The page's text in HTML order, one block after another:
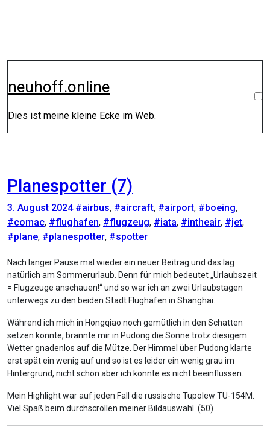
neuhoff.online
Dies ist meine kleine Ecke im Web.
Planespotter (7)
3. August 2024 #airbus, #aircraft, #airport, #boeing,
#comac, #flughafen, #flugzeug, #iata, #intheair, #jet,
#plane, #planespotter, #spotter
Nach langer Pause mal wieder ein neuer Beitrag und das lag
natürlich am Sommerurlaub. Denn für mich bedeutet „Urlaubszeit
= Flugzeuge anschauen!“ und so war ich an zwei Urlaubstagen
unterwegs zu den beiden Stadt Flughäfen in Shanghai.
Während ich mich in Hongqiao noch gemütlich in den Schatten
setzen konnte, brannte mir in Pudong die Sonne trotz diesigem
Wetter gnadenlos auf die Mütze. Der Himmel über Pudong klarte
erst spät ein wenig auf und so ist es leider ein wenig grau im
Hintergrund, nicht schön aber ich konnte es nicht beeinflussen.
Mein Highlight war auf jeden Fall die russische Tupolew TU-154M.
Viel Spaß beim durchscrollen meiner Bildauswahl. (50)